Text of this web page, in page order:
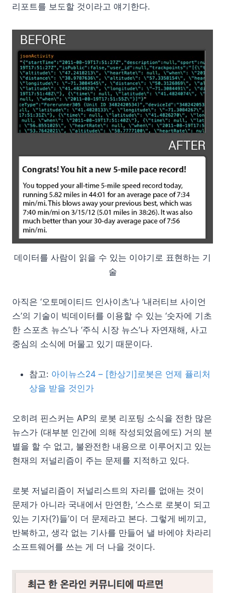
리포트를 보도할 것이라고 얘기한다.
데이터를 사람이 읽을 수 있는 이야기로 표현하는 기
술
아직은 ‘오토메이티드 인사이츠’나 ‘내러티브 사이언
스’의 기술이 빅데이터를 이용할 수 있는 ‘숫자에 기초
한 스포츠 뉴스’나 ‘주식 시장 뉴스’나 자연재해, 사고
중심의 소식에 머물고 있기 때문이다.
참고: 아이뉴스24 – [한상기]로봇은 언제 퓰리처
상을 받을 것인가
오히려 핀스커는 AP의 로봇 리포팅 소식을 전한 많은
뉴스가 (대부분 인간에 의해 작성되었음에도) 거의 분
별을 할 수 없고, 불완전한 내용으로 이루어지고 있는
현재의 저널리즘이 주는 문제를 지적하고 있다.
로봇 저널리즘이 저널리스트의 자리를 없애는 것이
문제가 아니라 국내에서 만연한, ‘스스로 로봇이 되고
있는 기자(?)들’이 더 문제라고 본다. 그렇게 베끼고,
반복하고, 생각 없는 기사를 만들어 낼 바에야 차라리
소프트웨어를 쓰는 게 더 나을 것이다.